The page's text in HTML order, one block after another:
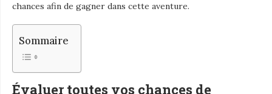
chances afin de gagner dans cette aventure.
Sommaire
Évaluer toutes vos chances de